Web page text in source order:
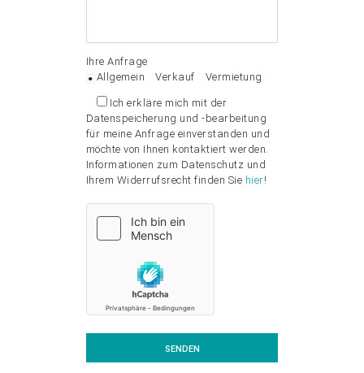
Ihre Anfrage
Allgemein
Verkauf Vermietung
Ich erkläre mich mit der
Datenspeicherung und -bearbeitung
für meine Anfrage einverstanden und
möchte von Ihnen kontaktiert werden.
Informationen zum Datenschutz und
Ihrem Widerrufsrecht finden Sie hier!